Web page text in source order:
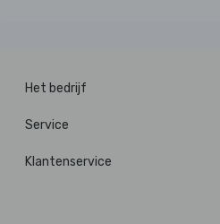
Het bedrijf
Service
Klantenservice